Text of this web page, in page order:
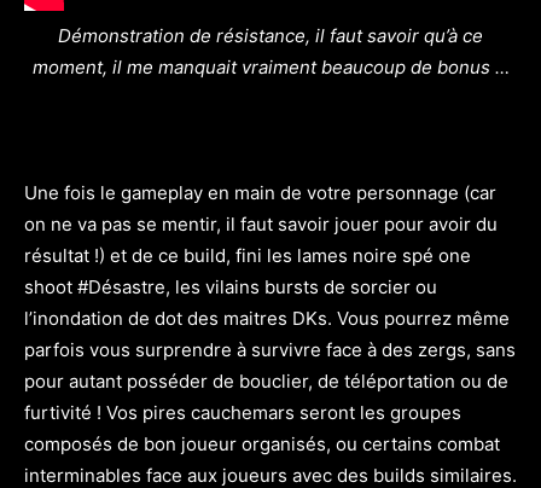
Démonstration de résistance, il faut savoir qu’à ce
moment, il me manquait vraiment beaucoup de bonus …
Une fois le gameplay en main de votre personnage (car
on ne va pas se mentir, il faut savoir jouer pour avoir du
résultat !) et de ce build, fini les lames noire spé one
shoot #Désastre, les vilains bursts de sorcier ou
l’inondation de dot des maitres DKs. Vous pourrez même
parfois vous surprendre à survivre face à des zergs, sans
pour autant posséder de bouclier, de téléportation ou de
furtivité ! Vos pires cauchemars seront les groupes
composés de bon joueur organisés, ou certains combat
interminables face aux joueurs avec des builds similaires.